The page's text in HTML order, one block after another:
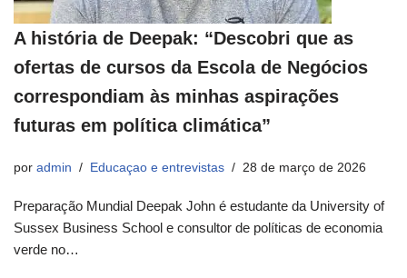
A história de Deepak: “Descobri que as
ofertas de cursos da Escola de Negócios
correspondiam às minhas aspirações
futuras em política climática”
por admin Educaçao e entrevistas 28 de março de 2026
Preparação Mundial Deepak John é estudante da University of
Sussex Business School e consultor de políticas de economia
verde no…